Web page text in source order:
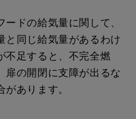
ドの給気量に関して、
と同じ給気量があるわけ
不足すると、不完全燃
扉の開閉に支障が出るな
あります。